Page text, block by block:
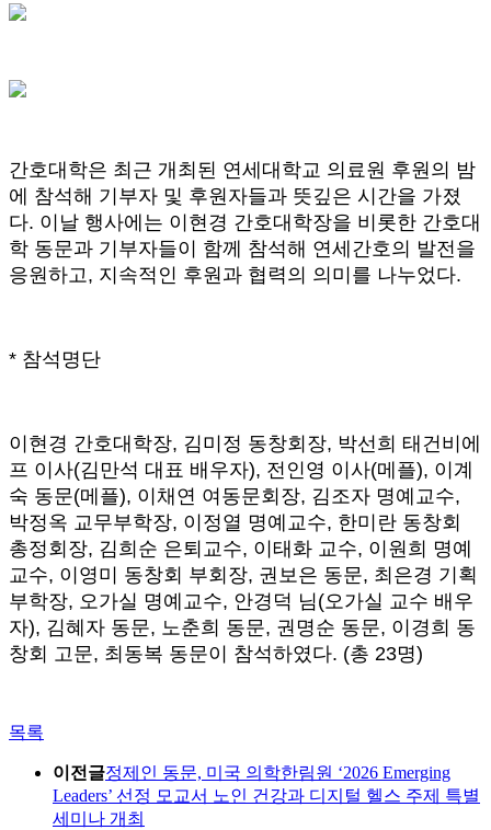
간호대학은 최근 개최된 연세대학교 의료원 후원의 밤
에 참석해 기부자 및 후원자들과 뜻깊은 시간을 가졌
다. 이날 행사에는 이현경 간호대학장을 비롯한 간호대
학 동문과 기부자들이 함께 참석해 연세간호의 발전을
응원하고, 지속적인 후원과 협력의 의미를 나누었다.
* 참석명단
이현경 간호대학장, 김미정 동창회장, 박선희 태건비에
프 이사(김만석 대표 배우자), 전인영 이사(메플), 이계
숙 동문(메플), 이채연 여동문회장, 김조자 명예교수,
박정옥 교무부학장, 이정열 명예교수, 한미란 동창회
총정회장, 김희순 은퇴교수, 이태화 교수, 이원희 명예
교수, 이영미 동창회 부회장, 권보은 동문, 최은경 기획
부학장, 오가실 명예교수, 안경덕 님(오가실 교수 배우
자), 김혜자 동문, 노춘희 동문, 권명순 동문, 이경희 동
창회 고문, 최동복 동문이 참석하였다. (총 23명)
목록
이전글정제인 동문, 미국 의학한림원 ‘2026 Emerging
Leaders’ 선정 모교서 노인 건강과 디지털 헬스 주제 특별
세미나 개최